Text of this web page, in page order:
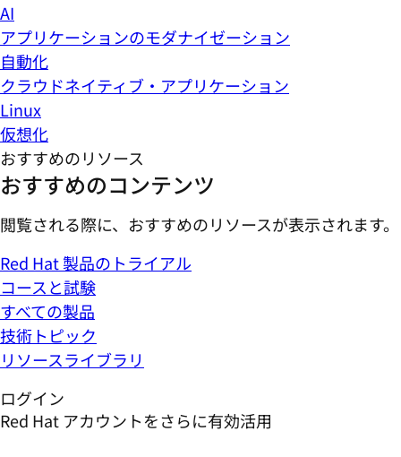
AI
アプリケーションのモダナイゼーション
自動化
クラウドネイティブ・アプリケーション
Linux
仮想化
おすすめのリソース
おすすめのコンテンツ
閲覧される際に、おすすめのリソースが表示されます。
Red Hat 製品のトライアル
コースと試験
すべての製品
技術トピック
リソースライブラリ
ログイン
Red Hat アカウントをさらに有効活用